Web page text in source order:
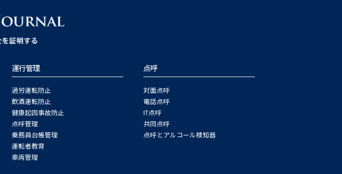
運行管理
過労運転防止
飲酒運転防止
健康起因事故防止
点呼管理
乗務員台帳管理
運転者教育
車両管理
点呼
対面点呼
電話点呼
IT点呼
共同点呼
点呼とアルコール検知器